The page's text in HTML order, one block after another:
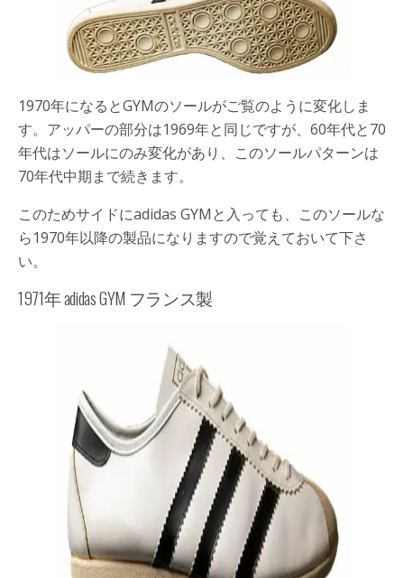
1970年になるとGYMのソールがご覧のように変化しま
す。アッパーの部分は1969年と同じですが、60年代と70
年代はソールにのみ変化があり、このソールパターンは
70年代中期まで続きます。
このためサイドにadidas GYMと入っても、このソールな
ら1970年以降の製品になりますので覚えておいて下さ
い。
1971年 adidas GYM フランス製